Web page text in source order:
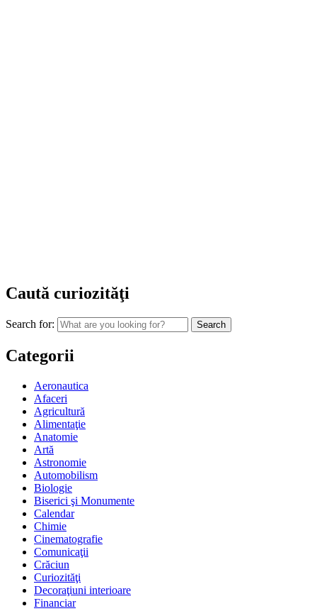
Caută curiozităţi
Search for:
Categorii
Aeronautica
Afaceri
Agricultură
Alimentaţie
Anatomie
Artă
Astronomie
Automobilism
Biologie
Biserici şi Monumente
Calendar
Chimie
Cinematografie
Comunicaţii
Crăciun
Curiozităţi
Decoraţiuni interioare
Financiar